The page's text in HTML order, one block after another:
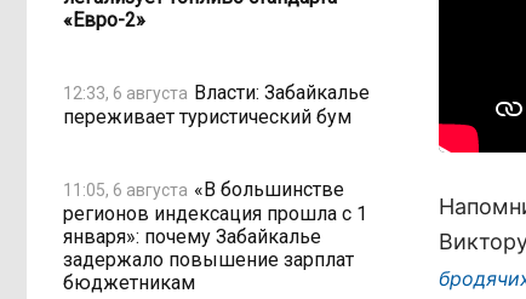
«Евро-2»
12:33, 6 августа Власти: Забайкалье
переживает туристический бум
11:05, 6 августа «В большинстве
регионов индексация прошла с 1
января»: почему Забайкалье
задержало повышение зарплат
бюджетникам